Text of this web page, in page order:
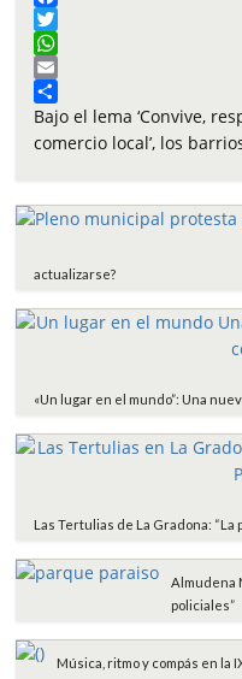
F
a
c
e
b
o
T
w
i
t
t
W
h
a
t
p
E
m
a
C
o
a
i
r
Bajo el lema ‘Convive,
comercio local’, los
actualizarse?
«Un lugar en el mundo”: Una
Las Tertulias de La Gradona: “La
Almudena
policiales”
Música, ritmo y compás en la